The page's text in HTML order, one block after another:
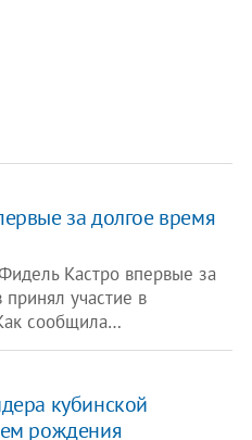
за долгое время
Кастро впервые за
участие в
сообщила…
кубинской
рождения